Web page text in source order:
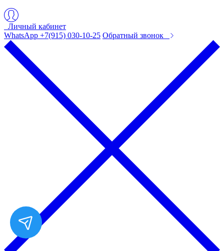
Личный кабинет
WhatsApp +7(915) 030-10-25 Обратный звонок